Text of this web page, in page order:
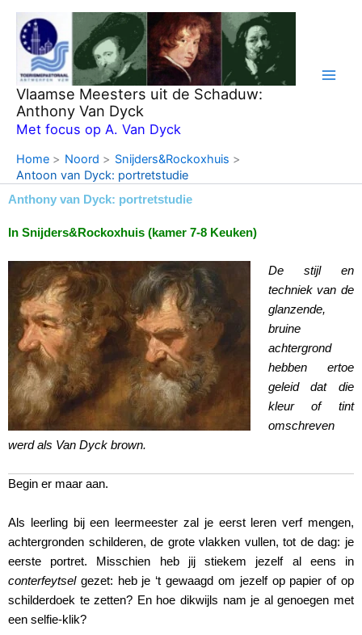
naar
inhoud
Vlaamse Meesters uit de Schaduw:
Anthony Van Dyck
Met focus op A. Van Dyck
Home Noord
Snijders&Rockoxhuis
Antoon van Dyck: portretstudie
Anthony van Dyck: portretstudie
In Snijders&Rockoxhuis (kamer 7-8 Keuken)
De stijl en
techniek van de
glanzende,
bruine
achtergrond
hebben ertoe
geleid dat die
kleur of tint
omschreven
werd als Van Dyck brown.
Begin er maar aan.
Als leerling bij een leermeester zal je eerst leren verf mengen,
achtergronden schilderen, de grote vlakken vullen, tot de dag: je
eerste portret. Misschien heb jij stiekem jezelf al eens in
conterfeytselgezet: heb je ‘t gewaagd om jezelf op papier of op
schilderdoek te zetten? En hoe dikwijls nam je al genoegen met
een selfie-klik?